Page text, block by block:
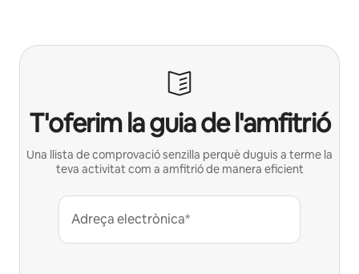
T'oferim la guia de l'amfitrió
Una llista de comprovació senzilla perquè duguis a terme la
teva activitat com a amfitrió de manera eficient
Adreça electrònica*